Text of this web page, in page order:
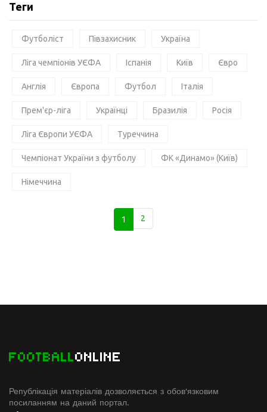
Теги
Футболіст Півзахисник Україна
Ліга чемпіонів УЄФА Іспанія Київ Євро
Англія Європа Футбол Італія
Прем'єр-ліга Українці Бразилія Росія
Ліга Європи УЄФА Туреччина
Чемпіонат України з футболу ФК «Динамо» (Київ)
Німеччина
1 2
FOOTBALLONLINE
Републікація матеріалів дозволяється з обов'язковим
посиланням на даний портал.